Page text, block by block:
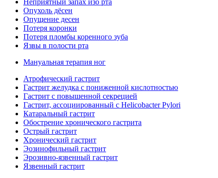
Неприятный запах изо рта
Опухоль дёсен
Опущение десен
Потеря коронки
Потеря пломбы коренного зуба
Язвы в полости рта
Мануальная терапия ног
Атрофический гастрит
Гастрит желудка с пониженной кислотностью
Гастрит с повышенной секрецией
Гастрит, ассоциированный с Helicobacter Pylori
Катаральный гастрит
Обострение хронического гастрита
Острый гастрит
Хронический гастрит
Эозинофильный гастрит
Эрозивно-язвенный гастрит
Язвенный гастрит